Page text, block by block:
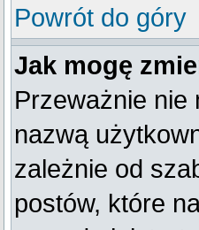
Powrót do góry
Jak mogę
Przeważnie nie
nazwą
zależnie od
postów, które